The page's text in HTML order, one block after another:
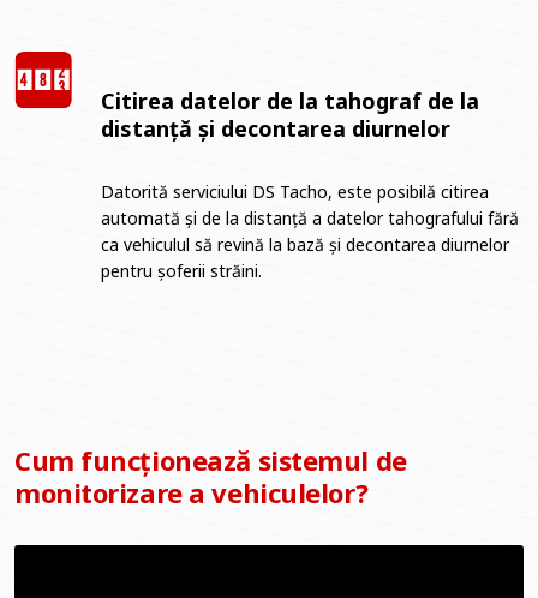
Citirea datelor de la tahograf de la
distanță și decontarea diurnelor
Datorită serviciului DS Tacho, este posibilă citirea
automată și de la distanță a datelor tahografului fără
ca vehiculul să revină la bază și decontarea diurnelor
pentru șoferii străini.
Cum funcționează sistemul de
monitorizare a vehiculelor?